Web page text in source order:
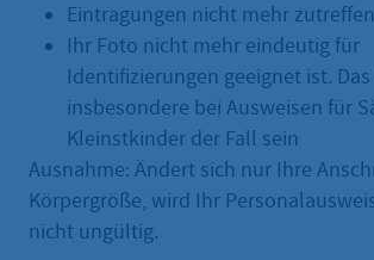
Eintragungen nicht mehr
Ihr Foto nicht mehr eindeutig für
Identifizierungen geeignet ist.
insbesondere bei Ausweisen für
Kleinstkinder der Fall sein
Ausnahme: Ändert sich nur Ihre
Körpergröße, wird Ihr
nicht ungültig.